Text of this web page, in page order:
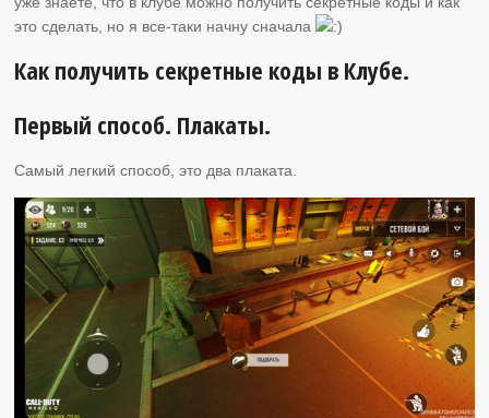
это сделать, но я все-таки начну сначала
Как получить секретные коды в Клубе.
Первый способ. Плакаты.
Самый легкий способ, это два плаката.